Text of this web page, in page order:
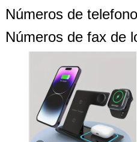
Números de
Números de fax de